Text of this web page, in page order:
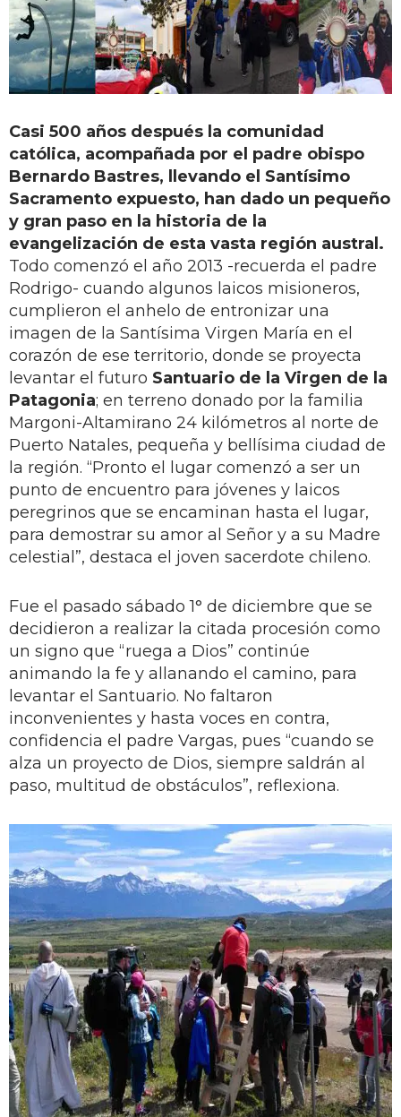
Casi 500 años después la comunidad
católica, acompañada por el padre obispo
Bernardo Bastres, llevando el Santísimo
Sacramento expuesto, han dado un pequeño
y gran paso en la historia de la
evangelización de esta vasta región austral.
Todo comenzó el año 2013 -recuerda el padre
Rodrigo- cuando algunos laicos misioneros,
cumplieron el anhelo de entronizar una
imagen de la Santísima Virgen María en el
corazón de ese territorio, donde se proyecta
levantar el futuro Santuario de la Virgen de la
Patagonia; en terreno donado por la familia
Margoni-Altamirano 24 kilómetros al norte de
Puerto Natales, pequeña y bellísima ciudad de
la región. “Pronto el lugar comenzó a ser un
punto de encuentro para jóvenes y laicos
peregrinos que se encaminan hasta el lugar,
para demostrar su amor al Señor y a su Madre
celestial”, destaca el joven sacerdote chileno.
Fue el pasado sábado 1° de diciembre que se
decidieron a realizar la citada procesión como
un signo que “ruega a Dios” continúe
animando la fe y allanando el camino, para
levantar el Santuario. No faltaron
inconvenientes y hasta voces en contra,
confidencia el padre Vargas, pues “cuando se
alza un proyecto de Dios, siempre saldrán al
paso, multitud de obstáculos”, reflexiona.